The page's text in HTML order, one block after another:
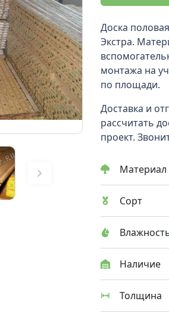
Доска
Экстра.
монтажа на
по площади.
Доставка и
рассчитать
проект.
Материал
Сорт
Наличие
Толщина